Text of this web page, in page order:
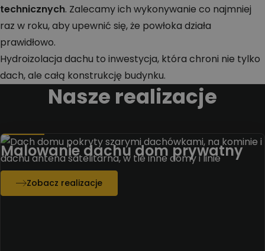
technicznych. Zalecamy ich wykonywanie co najmniej
raz w roku, aby upewnić się, że powłoka działa
prawidłowo.
Hydroizolacja dachu to inwestycja, która chroni nie tylko
dach, ale całą konstrukcję budynku.
Nasze realizacje
Malowanie dachu dom prywatny
Zobacz realizacje